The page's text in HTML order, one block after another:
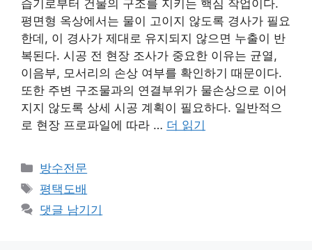
습기로부터 건물의 구조를 지키는 핵심 작업이다.
평면형 옥상에서는 물이 고이지 않도록 경사가 필요
한데, 이 경사가 제대로 유지되지 않으면 누출이 반
복된다. 시공 전 현장 조사가 중요한 이유는 균열,
이음부, 모서리의 손상 여부를 확인하기 때문이다.
또한 주변 구조물과의 연결부위가 물손상으로 이어
지지 않도록 상세 시공 계획이 필요하다. 일반적으
로 현장 프로파일에 따라 … 더 읽기
카
테
리
방수전문
태
그
평택도배
댓글 남기기